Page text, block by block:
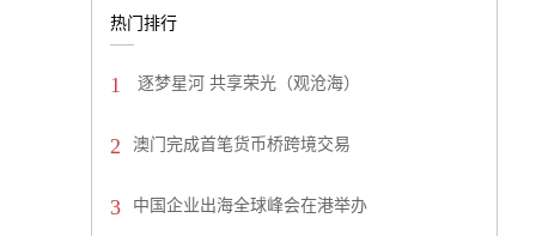
热门排行
1 逐梦星河 共享荣光（观沧海）
2 澳门完成首笔货币桥跨境交易
3 中国企业出海全球峰会在港举办